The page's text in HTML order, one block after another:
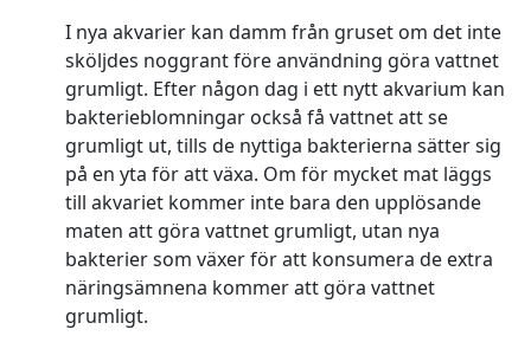
I nya akvarier kan damm från gruset om det inte
sköljdes noggrant före användning göra vattnet
grumligt. Efter någon dag i ett nytt akvarium kan
bakterieblomningar också få vattnet att se
grumligt ut, tills de nyttiga bakterierna sätter sig
på en yta för att växa. Om för mycket mat läggs
till akvariet kommer inte bara den upplösande
maten att göra vattnet grumligt, utan nya
bakterier som växer för att konsumera de extra
näringsämnena kommer att göra vattnet
grumligt.